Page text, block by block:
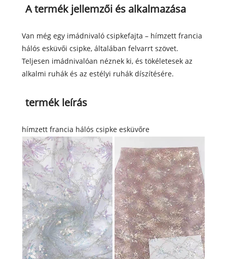
A termék jellemzői és alkalmazása
Van még egy imádnivaló csipkefajta – hímzett francia
hálós esküvői csipke, általában felvarrt szövet.
Teljesen imádnivalóan néznek ki, és tökéletesek az
alkalmi ruhák és az estélyi ruhák díszítésére.
termék leírás
hímzett francia hálós csipke esküvőre